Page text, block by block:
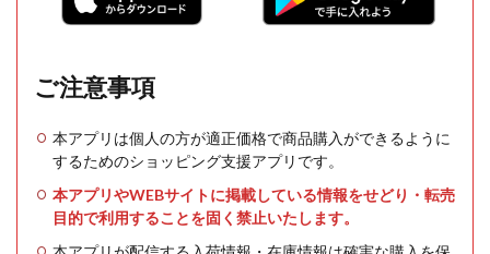
ご注意事項
本アプリは個人の方が適正価格で商品購入ができるように
するためのショッピング支援アプリです。
本アプリやWEBサイトに掲載している情報をせどり・転売
目的で利用することを固く禁止いたします。